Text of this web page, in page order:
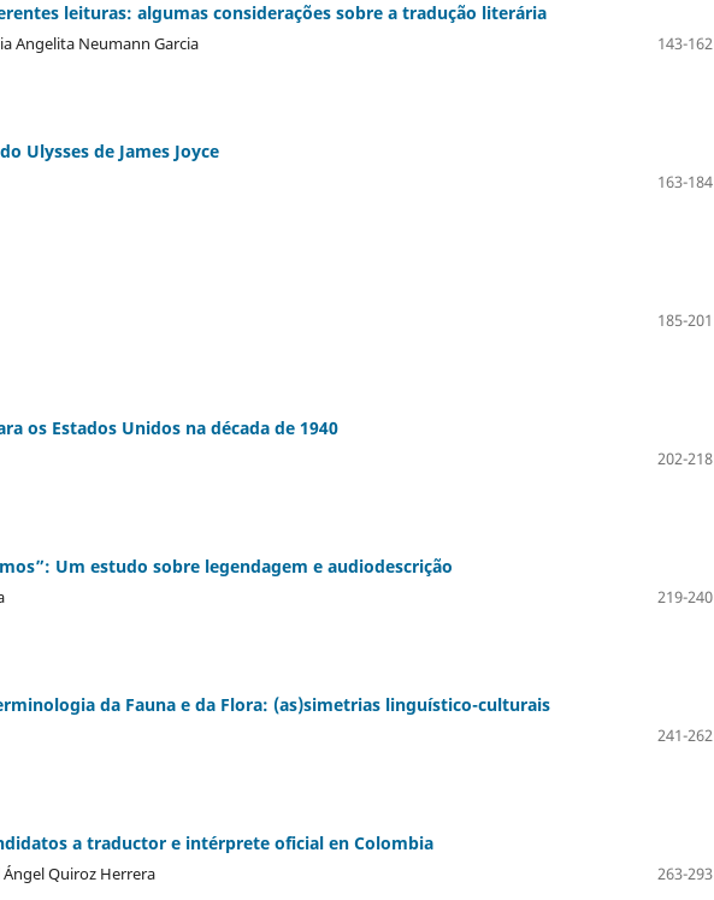
leituras: algumas considerações sobre a tradução literária
Angelita Neumann Garcia
143-162
Ulysses de James Joyce
163-184
185-201
os Estados Unidos na década de 1940
202-218
Um estudo sobre legendagem e audiodescrição
219-240
da Fauna e da Flora: (as)simetrias linguístico-culturais
241-262
a traductor e intérprete oficial en Colombia
Ángel Quiroz Herrera
263-293